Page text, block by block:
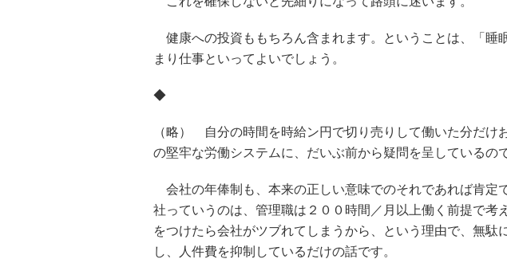
健康への投資ももちろん含まれます。ということは、「睡
まり仕事といってよいでしょう。
◆
（略） 自分の時間を時給ン円で切り売りして働いた分だけ
の堅牢な労働システムに、だいぶ前から疑問を呈しているの
会社の年俸制も、本来の正しい意味でのそれであれば肯定
社っていうのは、管理職は２００時間／月以上働く前提で考
をつけたら会社がツブれてしまうから、という理由で、無駄
し、人件費を抑制しているだけの話です。